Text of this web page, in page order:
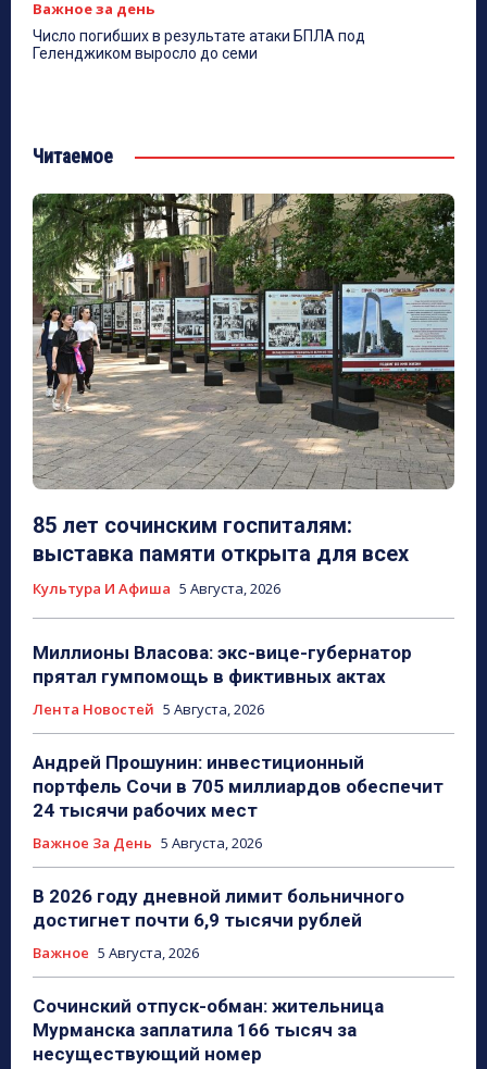
Важное за день
Число погибших в результате атаки БПЛА под
Геленджиком выросло до семи
Читаемое
85 лет сочинским госпиталям:
выставка памяти открыта для всех
Культура И Афиша 5 Августа, 2026
Миллионы Власова: экс-вице-губернатор
прятал гумпомощь в фиктивных актах
Лента Новостей 5 Августа, 2026
Андрей Прошунин: инвестиционный
портфель Сочи в 705 миллиардов обеспечит
24 тысячи рабочих мест
Важное За День 5 Августа, 2026
В 2026 году дневной лимит больничного
достигнет почти 6,9 тысячи рублей
Важное 5 Августа, 2026
Сочинский отпуск-обман: жительница
Мурманска заплатила 166 тысяч за
несуществующий номер